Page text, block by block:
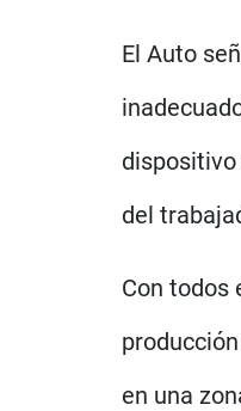
El Auto
del
Con todos
en una